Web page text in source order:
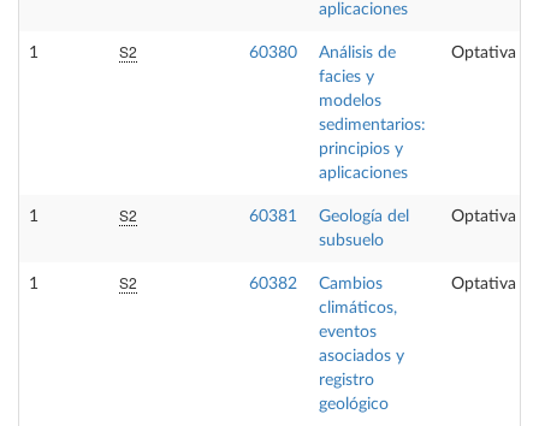
aplicaciones
1 S2 60380
Análisis de
facies y
modelos
sedimentarios:
principios y
aplicaciones
Optativa
1 S2 60381
Geología del
subsuelo
Optativa
1 S2 60382
Cambios
climáticos,
eventos
asociados y
registro
geológico
Optativa